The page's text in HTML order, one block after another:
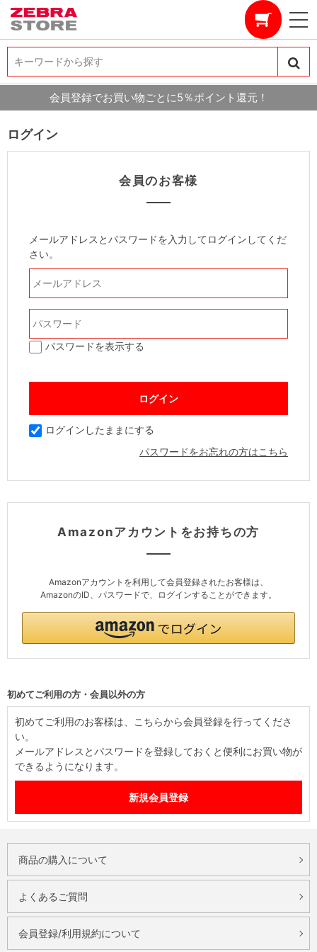
キーワードから探す
キーワードから探す
会員登録でお買い物ごとに5％ポイント還元！
ログイン
会員のお客様
メールアドレスとパスワードを入力してログインしてくだ
さい。
パスワードを表示する
ログインしたままにする
パスワードをお忘れの方はこちら
Amazonアカウントをお持ちの方
Amazonアカウントを利用して会員登録されたお客様は、
AmazonのID、パスワードで、ログインすることができます。
初めてご利用の方・会員以外の方
初めてご利用のお客様は、こちらから会員登録を行ってくださ
い。
メールアドレスとパスワードを登録しておくと便利にお買い物が
できるようになります。
商品の購入について
よくあるご質問
会員登録/利用規約について